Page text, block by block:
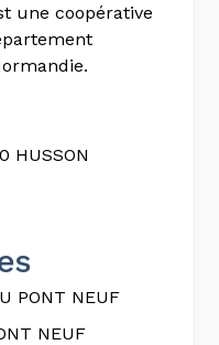
une coopérative
HUSSON
PONT NEUF
NEUF